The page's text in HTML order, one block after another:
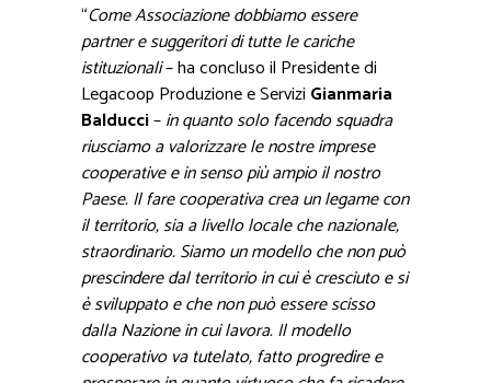
“Come Associazione dobbiamo essere
partner e suggeritori di tutte le cariche
istituzionali– ha concluso il Presidente di
Legacoop Produzione e Servizi Gianmaria
Balducci–in quanto solo facendo squadra
riusciamo a valorizzare le nostre imprese
cooperative e in senso più ampio il nostro
Paese. Il fare cooperativa crea un legame con
il territorio, sia a livello locale che nazionale,
straordinario. Siamo un modello che non può
prescindere dal territorio in cui è cresciuto e si
è sviluppato e che non può essere scisso
dalla Nazione in cui lavora. Il modello
cooperativo va tutelato, fatto progredire e